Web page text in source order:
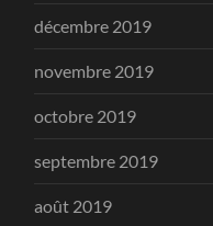
décembre 2019
novembre 2019
octobre 2019
septembre 2019
août 2019